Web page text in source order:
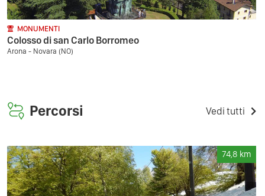
MONUMENTI
Colosso di san Carlo Borromeo
Arona - Novara (NO)
Percorsi Vedi tutti
74,8 km